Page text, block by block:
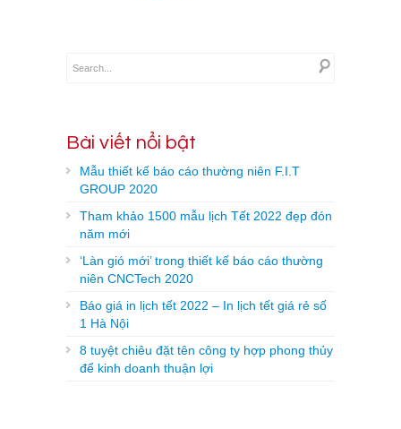
Bài viết nổi bật
Mẫu thiết kế báo cáo thường niên F.I.T
GROUP 2020
Tham khảo 1500 mẫu lịch Tết 2022 đẹp đón
năm mới
‘Làn gió mới’ trong thiết kế báo cáo thường
niên CNCTech 2020
Báo giá in lịch tết 2022 – In lịch tết giá rẻ số
1 Hà Nội
8 tuyệt chiêu đặt tên công ty hợp phong thủy
để kinh doanh thuận lợi